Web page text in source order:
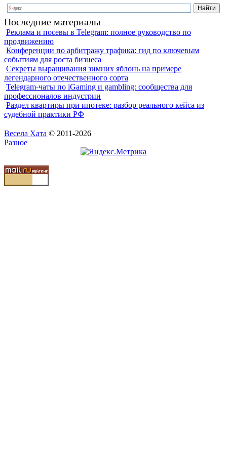
Последние материалы
Реклама и посевы в Telegram: полное руководство по
продвижению
Конференции по арбитражу трафика: гид по ключевым
событиям для роста бизнеса
Секреты выращивания зимних яблонь на примере
легендарного отечественного сорта
Telegram-чаты по iGaming и gambling: сообщества для
профессионалов индустрии
Раздел квартиры при ипотеке: разбор реального кейса из
судебной практики РФ
Весела Хата © 2011-2026
Разное